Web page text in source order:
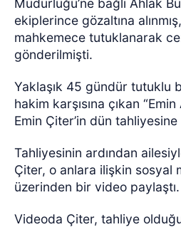
ekiplerince gözaltına alınmış,
mahkemece tutuklanarak
gönderilmişti.
Yaklaşık 45 gündür tutuklu
hakim karşısına çıkan
Emin Çiter’in dün
Tahliyesinin ardından
Çiter, o anlara ilişkin sosyal
üzerinden bir video paylaştı.
Videoda Çiter, tahliye